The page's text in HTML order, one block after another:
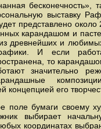
бесконечность»,
выставку
представлено около
карандашом и
древнейших и
И если
то
значительно
концепцией его
поле бумаги своему
выбирает
координатах